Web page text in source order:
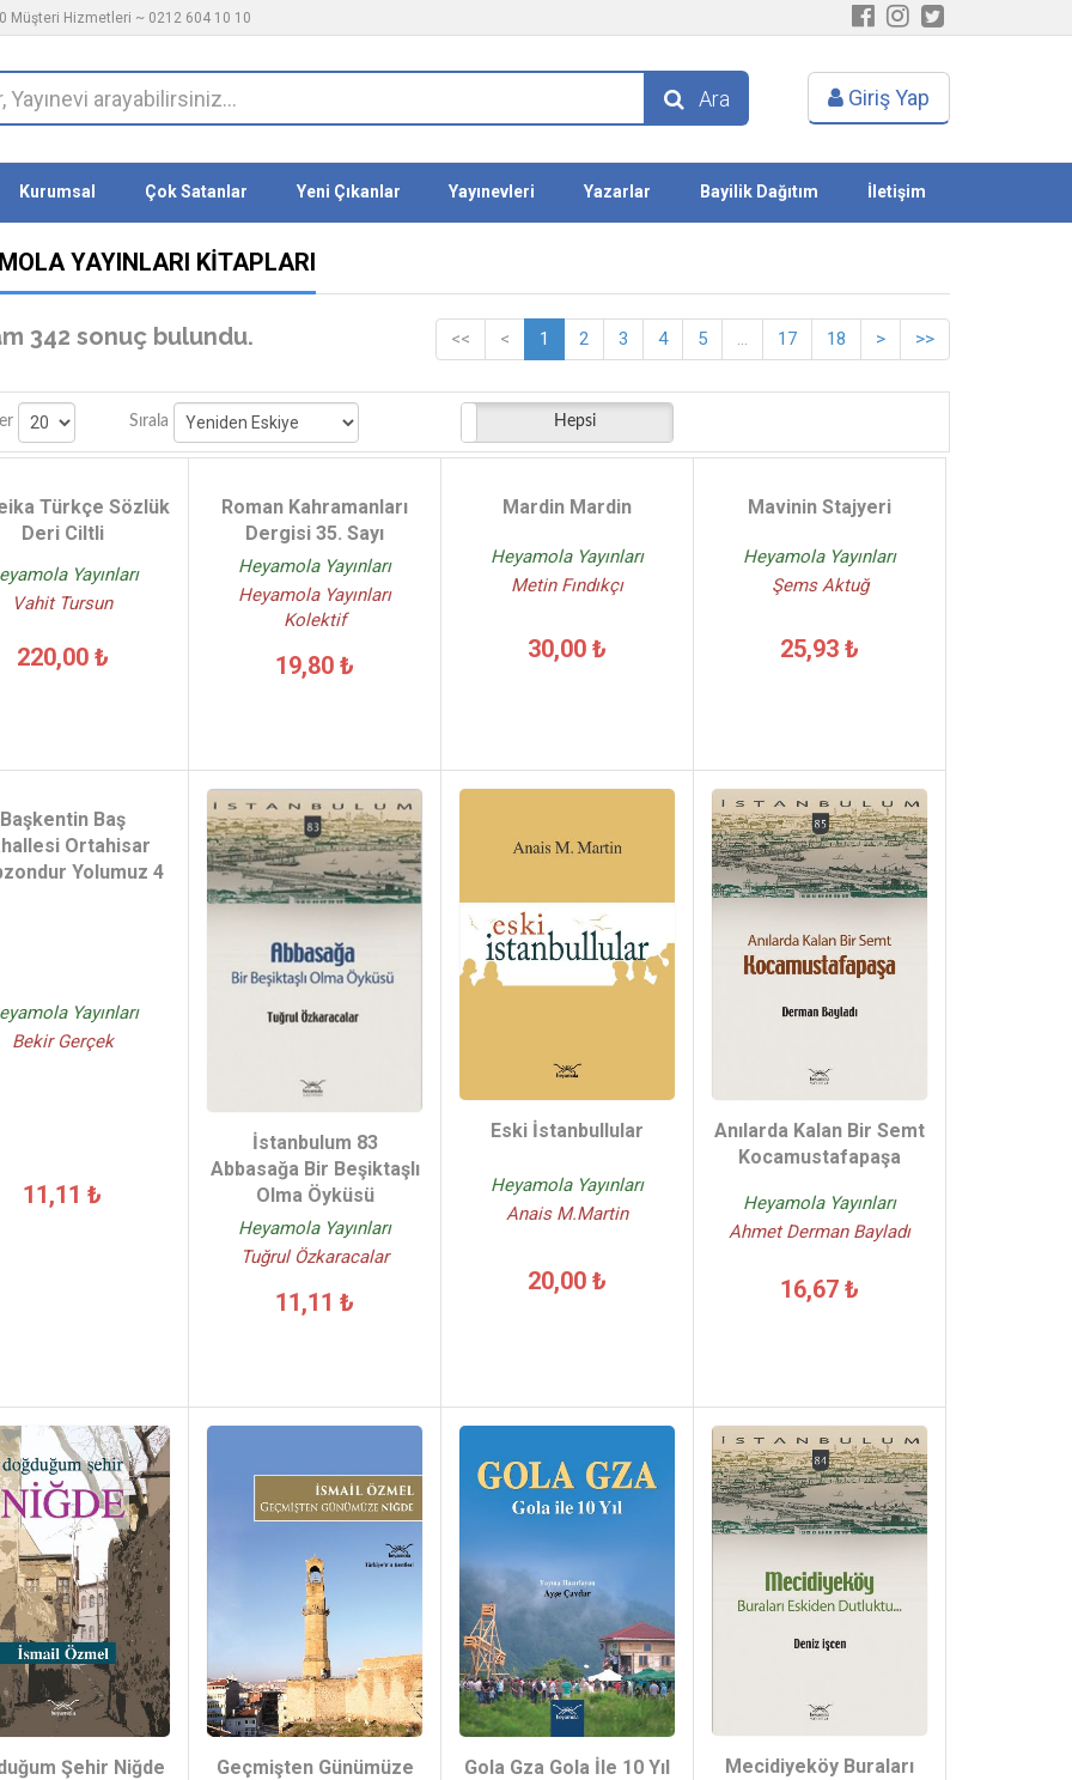
Müşteri Hizmetleri ~ 0212 604 10 10
Ara Giriş Yap
Kurumsal Çok Satanlar Yeni Çıkanlar Yayınevleri Yazarlar Bayilik Dağıtım İletişim
YAYINLARI KITAPLARI
342 sonuç bulundu. << < 1 2 3 4 5 ... 17 18 > >>
Sırala Stoktakiler Hepsi
Türkçe Sözlük
Deri Ciltli
Yayınları
Vahit Tursun
220,00 ₺
Roman Kahramanları
Dergisi 35. Sayı
Heyamola Yayınları
Heyamola Yayınları
Kolektif
19,80 ₺
Mardin Mardin
Heyamola Yayınları
Metin Fındıkçı
30,00 ₺
Mavinin Stajyeri
Heyamola Yayınları
Şems Aktuğ
25,93 ₺
Başkentin Baş
Ortahisar
Yolumuz 4
Yayınları
Bekir Gerçek
11,11 ₺
İstanbulum 83
Abbasağa Bir Beşiktaşlı
Olma Öyküsü
Heyamola Yayınları
Tuğrul Özkaracalar
11,11 ₺
Eski İstanbullular
Heyamola Yayınları
Anais M.Martin
20,00 ₺
Anılarda Kalan Bir Semt
Kocamustafapaşa
Heyamola Yayınları
Ahmet Derman Bayladı
16,67 ₺
Şehir Niğde
Geçmişten Günümüze
Gola Gza Gola İle 10 Yıl
Mecidiyeköy Buraları